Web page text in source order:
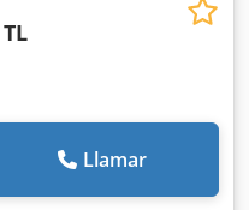
TL
Llamar